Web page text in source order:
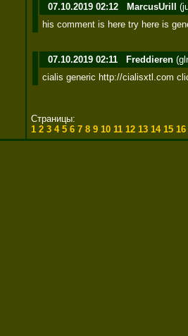
07.10.2019 02:12 MarcusUrill
his comment is here try here is
07.10.2019 02:11 Freddieren
cialis generic http://cialisxtl.com
Страницы:
1 2 3 4 5 6 7 8 9 10 11 12 13 14 15 16